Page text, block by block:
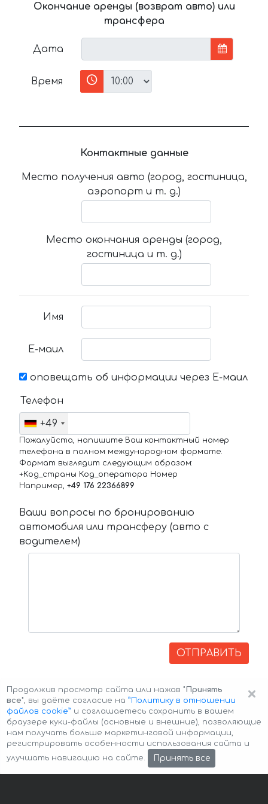
Окончание аренды (возврат авто) или
трансфера
Дата
Время
Контактные данные
Место получения авто (город, гостиница,
аэропорт и т. д.)
Место окончания аренды (город,
гостиница и т. д.)
Имя
Е-маил
оповещать об информации через Е-маил
Телефон
+49
Пожалуйста, напишите Ваш контактный номер
телефона в полном международном формате.
Формат выглядит следующим образом:
+Код_страны Код_оператора Номер
Например, +49 176 22366899
Ваши вопросы по бронированию
автомобиля или трансферу (авто с
водителем)
ОТПРАВИТЬ
Авторские права © 2026 Авто-Аренда Cookie Policy
×
Продолжив просмотр сайта или нажав "Принять
все", вы даёте согласие на ”Политику в отношении
файлов cookie” и соглашаетесь сохранить в вашем
браузере куки-файлы (основные и внешние), позволяющие
нам получать больше маркетинговой информации,
регистрировать особенности использования сайта и
улучшать навигацию на сайте.
Принять все